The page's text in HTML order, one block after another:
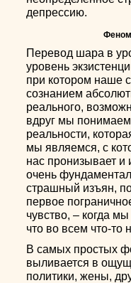
депрессию.
Перевод шара в
уровень
при котором наше
сознанием
реального,
вдруг мы
реальности,
мы являемся, с
нас пронизывает и
очень
страшный изъян,
первое
чувство, – когда
что во всем что-то
В самых простых
выливается в
политики, жены,